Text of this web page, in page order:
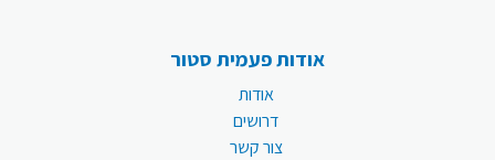
אודות פעמית סטור
אודות
דרושים
צור קשר